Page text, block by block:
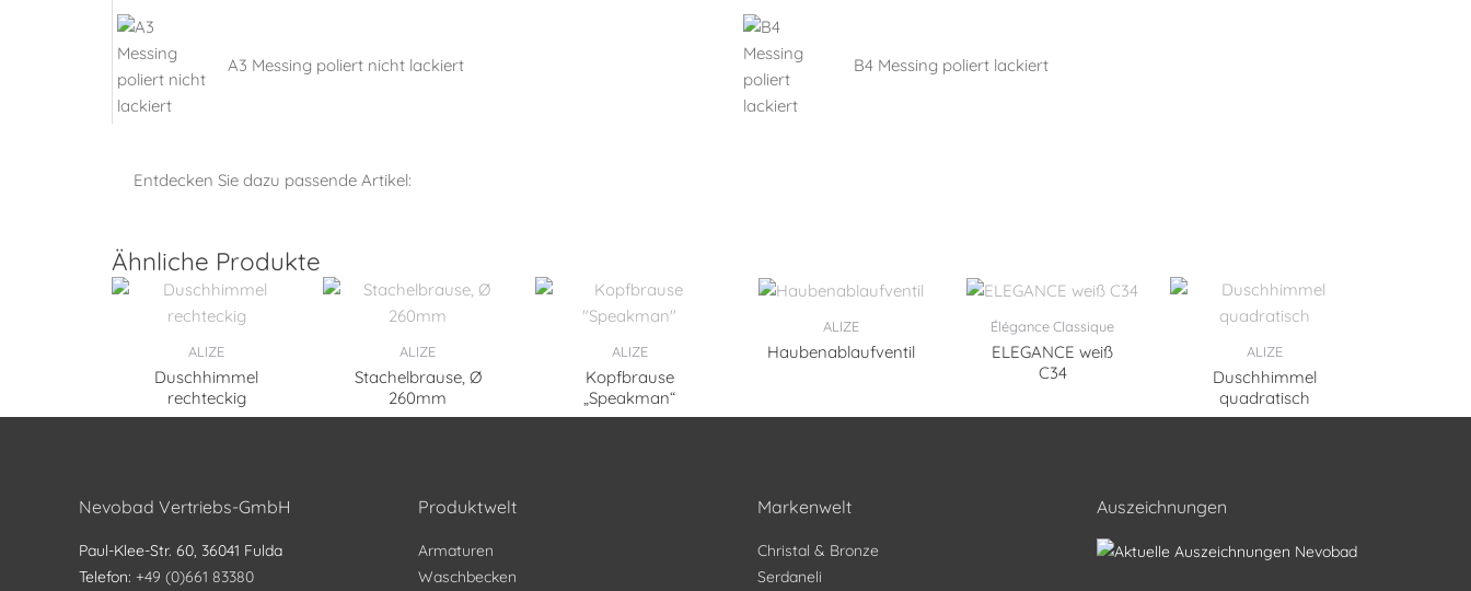
A3 Messing poliert nicht lackiert B4 Messing poliert lackiert
Entdecken Sie dazu passende Artikel:
Ähnliche Produkte
ALIZE
Duschhimmel
rechteckig
ALIZE
Stachelbrause, Ø
260mm
ALIZE
Kopfbrause
„Speakman“
ALIZE
Haubenablaufventil
Élégance Classique
ELEGANCE weiß
C34
ALIZE
Duschhimmel
quadratisch
Nevobad Vertriebs-GmbH
Paul-Klee-Str. 60, 36041 Fulda
Telefon: +49 (0)661 83380
Produktwelt
Armaturen
Waschbecken
Markenwelt
Christal & Bronze
Serdaneli
Auszeichnungen